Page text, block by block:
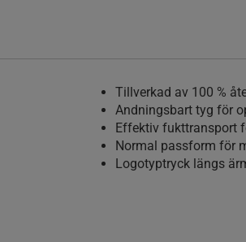
Tillverkad av 100 %
Andningsbart tyg för
Effektiv fukttransport
Normal passform för
Logotyptryck längs